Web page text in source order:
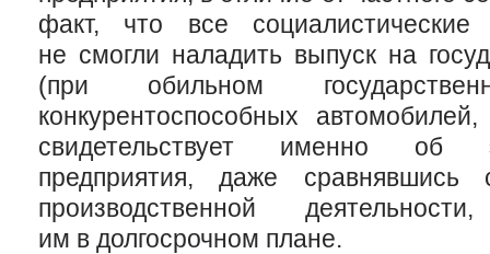
факт, что все
не смогли наладить выпуск на
(при обильном
конкурентоспособных
свидетельствует именно об
предприятия, даже
производственной
им в долгосрочном плане.